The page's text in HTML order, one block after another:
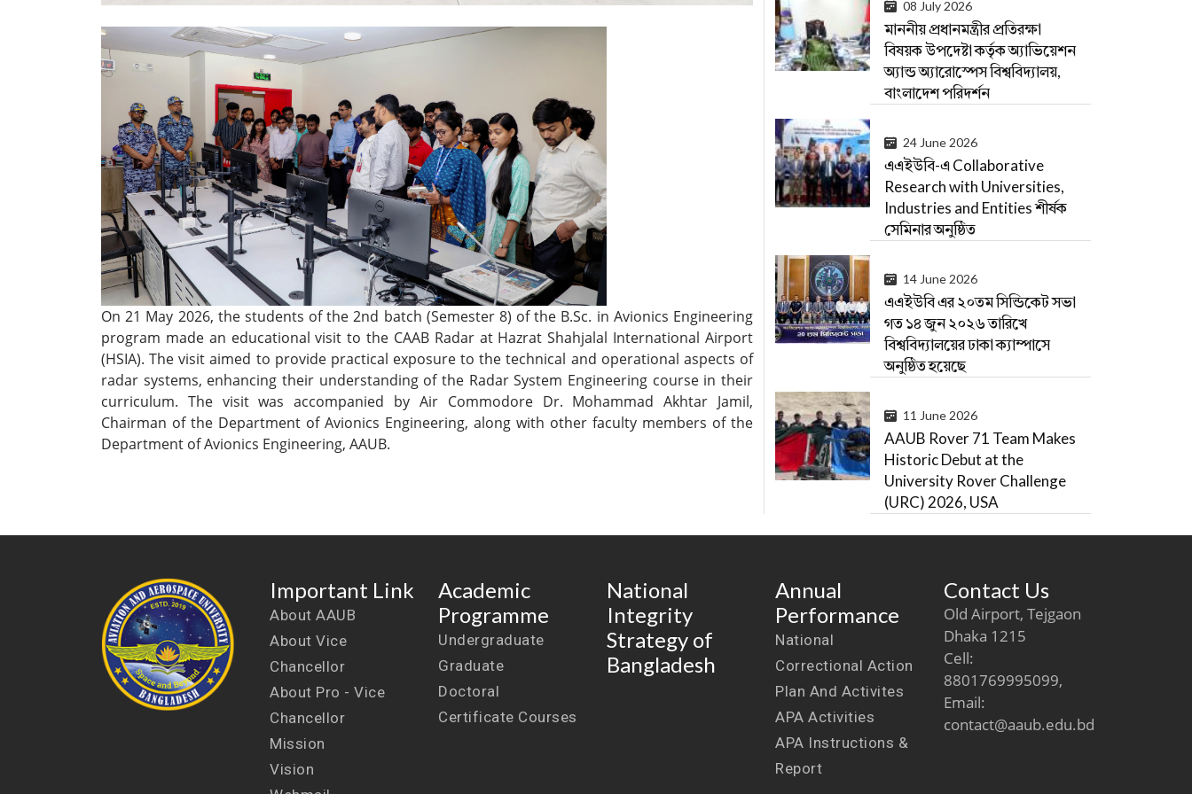
On 21 May 2026, the students of the 2nd batch (Semester 8) of the B.Sc. in Avionics Engineering
program made an educational visit to the CAAB Radar at Hazrat Shahjalal International Airport
(HSIA). The visit aimed to provide practical exposure to the technical and operational aspects of
radar systems, enhancing their understanding of the Radar System Engineering course in their
curriculum. The visit was accompanied by Air Commodore Dr. Mohammad Akhtar Jamil,
Chairman of the Department of Avionics Engineering, along with other faculty members of the
Department of Avionics Engineering, AAUB.
08 July 2026
মাননীয় প্রধানমন্ত্রীর প্রতিরক্ষা
বিষয়ক উপদেষ্টা কর্তৃক অ্যাভিয়েশন
অ্যান্ড অ্যারোস্পেস বিশ্ববিদ্যালয়,
বাংলাদেশ পরিদর্শন
24 June 2026
এএইউবি-এ Collaborative
Research with Universities,
Industries and Entities শীর্ষক
সেমিনার অনুষ্ঠিত
14 June 2026
এএইউবি এর ২০তম সিন্ডিকেট সভা
গত ১৪ জুন ২০২৬ তারিখে
বিশ্ববিদ্যালয়ের ঢাকা ক্যাম্পাসে
অনুষ্ঠিত হয়েছে
11 June 2026
AAUB Rover 71 Team Makes
Historic Debut at the
University Rover Challenge
(URC) 2026, USA
Important Link
About AAUB
About Vice
Chancellor
About Pro - Vice
Chancellor
Mission
Vision
Academic
Programme
Undergraduate
Graduate
Doctoral
Certificate Courses
National
Integrity
Strategy of
Bangladesh
Annual
Performance
National
Correctional Action
Plan And Activites
APA Activities
APA Instructions &
Report
Contact Us
Old Airport, Tejgaon
Dhaka 1215
Cell:
8801769995099,
Email:
contact@aaub.edu.bd